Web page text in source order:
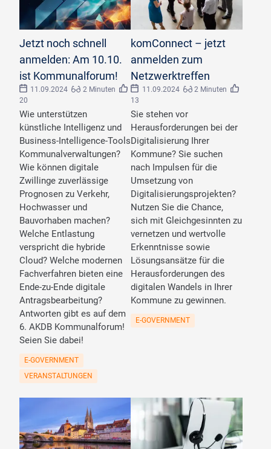
Jetzt noch schnell
anmelden: Am 10.10.
ist Kommunalforum!
11.09.2024
2 Minuten
20
Wie unterstützen
künstliche Intelligenz und
Business-Intelligence-Tools
Kommunalverwaltungen?
Wie können digitale
Zwillinge zuverlässige
Prognosen zu Verkehr,
Hochwasser und
Bauvorhaben machen?
Welche Entlastung
verspricht die hybride
Cloud? Welche modernen
Fachverfahren bieten eine
Ende-zu-Ende digitale
Antragsbearbeitung?
Antworten gibt es auf dem
6. AKDB Kommunalforum!
Seien Sie dabei!
E-GOVERNMENT
VERANSTALTUNGEN
komConnect – jetzt
anmelden zum
Netzwerktreffen
11.09.2024
2 Minuten
13
Sie stehen vor
Herausforderungen bei der
Digitalisierung Ihrer
Kommune? Sie suchen
nach Impulsen für die
Umsetzung von
Digitalisierungsprojekten?
Nutzen Sie die Chance,
sich mit Gleichgesinnten zu
vernetzen und wertvolle
Erkenntnisse sowie
Lösungsansätze für die
Herausforderungen des
digitalen Wandels in Ihrer
Kommune zu gewinnen.
E-GOVERNMENT